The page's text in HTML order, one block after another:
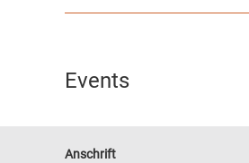
Events
Anschrift